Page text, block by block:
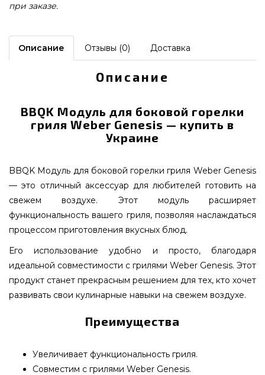
при заказе.
Описание Отзывы (0) Доставка
Описание
BBQK Модуль для боковой горелки
гриля Weber Genesis — купить в
Украине
BBQK Модуль для боковой горелки гриля Weber Genesis
— это отличный аксессуар для любителей готовить на
свежем воздухе. Этот модуль расширяет
функциональность вашего гриля, позволяя наслаждаться
процессом приготовления вкусных блюд.
Его использование удобно и просто, благодаря
идеальной совместимости с грилями Weber Genesis. Этот
продукт станет прекрасным решением для тех, кто хочет
развивать свои кулинарные навыки на свежем воздухе.
Преимущества
Увеличивает функциональность гриля.
Совместим с грилями Weber Genesis.